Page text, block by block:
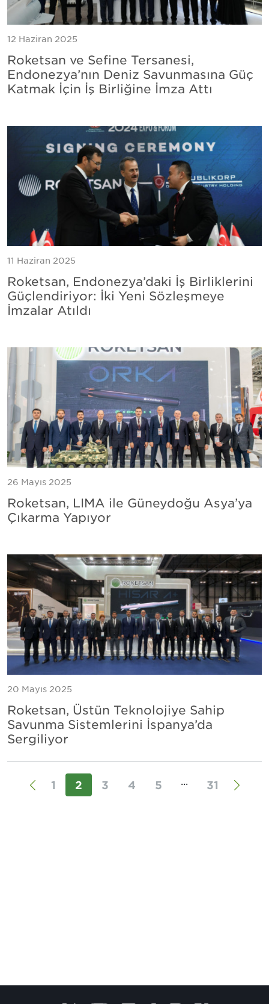
12 Haziran 2025
Roketsan ve Sefine Tersanesi,
Endonezya’nın Deniz Savunmasına Güç
Katmak İçin İş Birliğine İmza Attı
11 Haziran 2025
Roketsan, Endonezya’daki İş Birliklerini
Güçlendiriyor: İki Yeni Sözleşmeye
İmzalar Atıldı
26 Mayıs 2025
Roketsan, LIMA ile Güneydoğu Asya’ya
Çıkarma Yapıyor
20 Mayıs 2025
Roketsan, Üstün Teknolojiye Sahip
Savunma Sistemlerini İspanya’da
Sergiliyor
1 2 3 4 5 ... 31